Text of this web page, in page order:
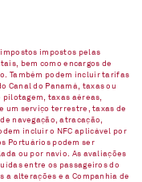
impostos pelas
bem como encargos de
Também podem incluir tarifas
Canal do Panamá, taxas ou
taxas aéreas,
um serviço terrestre, taxas de
navegação, atracação,
incluir o NFC aplicável por
Portuários podem ser
ou por navio. As avaliações
entre os passageiros do
a alterações e a Companhia de